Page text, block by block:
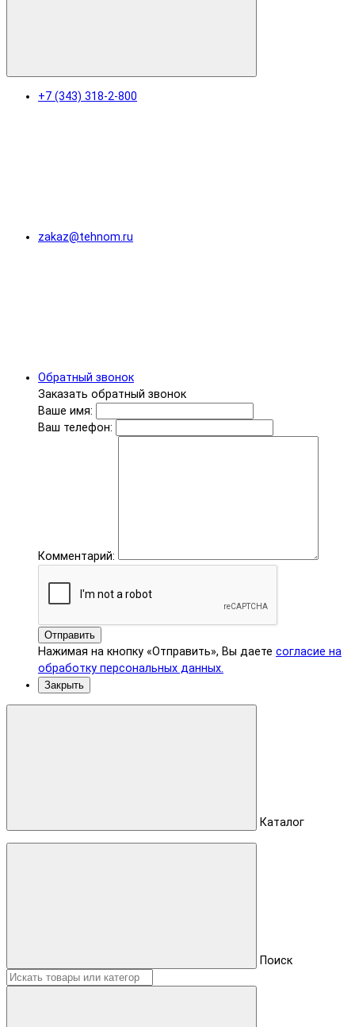
+7 (343) 318-2-800
zakaz@tehnom.ru
Обратный звонок
Заказать обратный звонок
Ваше имя:
Ваш телефон:
Комментарий:
Отправить
Нажимая на кнопку «Отправить», Вы даете согласие на
обработку персональных данных.
Закрыть
Каталог
Поиск